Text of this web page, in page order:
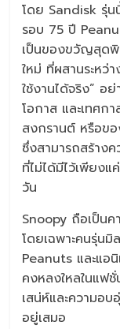
โดย Sandisk รุ่น
รอบ 75 ปี
เป็นของขวัญสุดพิ
ใหม่ ที่ผสานระหว่
ใช้งานได้จริง”
โอกาส และเทศก
สงกรานต์ หรือข
ซึ่งสามารถสร้าง
ที่ไม่ได้มีไว้เพียง
วัน
Snoopy ถือเป็น
โดยเฉพาะคนรุ่น
Peanuts และแ
คงหลงใหลในแฟ
เสน่ห์และความอ
อยู่เสมอ